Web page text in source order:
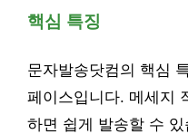
핵심 특징
문자발송닷컴의 핵심
페이스입니다. 메세지
하면 쉽게 발송할 수